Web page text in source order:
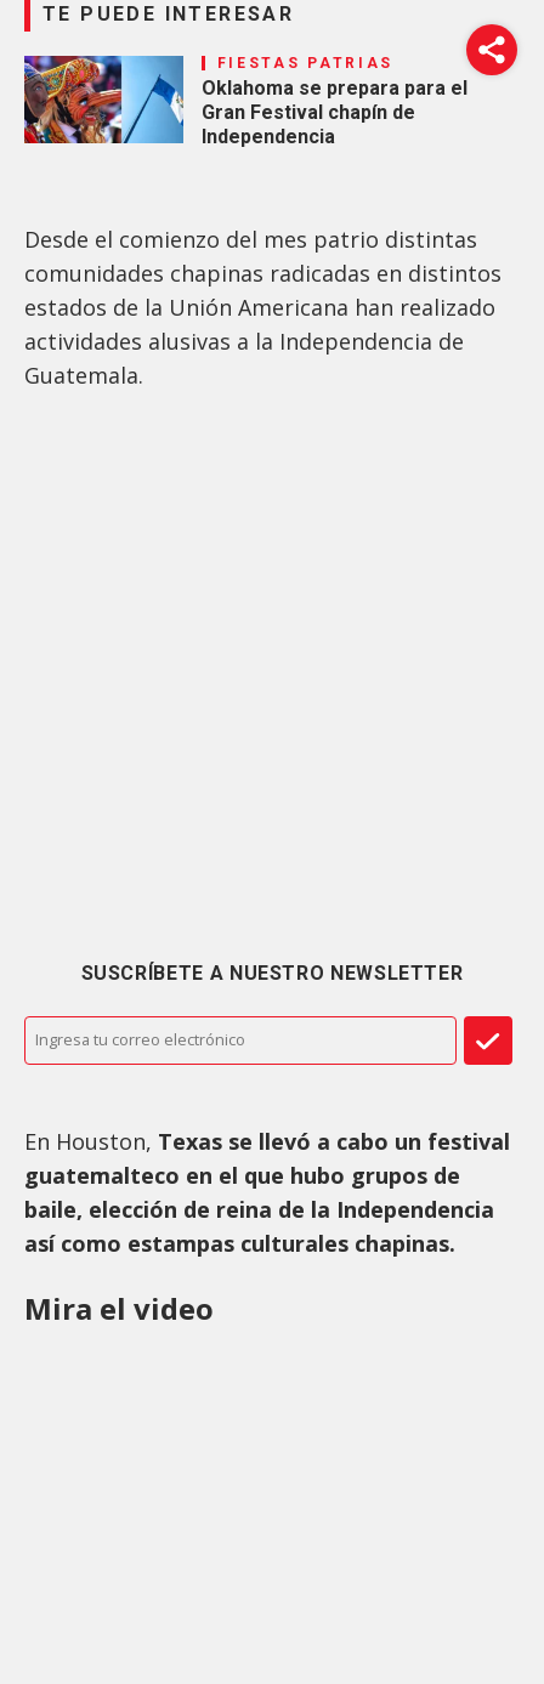
TE PUEDE INTERESAR
FIESTAS PATRIAS
Oklahoma se prepara para el
Gran Festival chapín de
Independencia
Desde el comienzo del mes patrio distintas
comunidades chapinas radicadas en distintos
estados de la Unión Americana han realizado
actividades alusivas a la Independencia de
Guatemala.
SUSCRÍBETE A NUESTRO NEWSLETTER
En Houston, Texas se llevó a cabo un festival
guatemalteco en el que hubo grupos de
baile, elección de reina de la Independencia
así como estampas culturales chapinas.
Mira el video